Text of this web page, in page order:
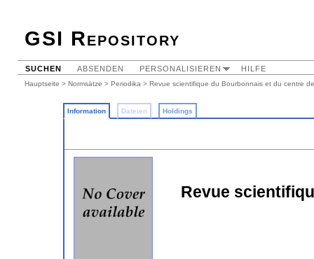
GSI Repository
SUCHEN ABSENDEN PERSONALISIEREN HILFE
Hauptseite > Normsätze > Periodika > Revue scientifique du Bourbonnais et du centre
Information Dateien Holdings
Revue